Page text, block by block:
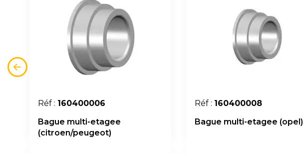
Réf : 160400006
Bague multi-etagee
(citroen/peugeot)
Réf : 160400008
Bague multi-etagee (opel)